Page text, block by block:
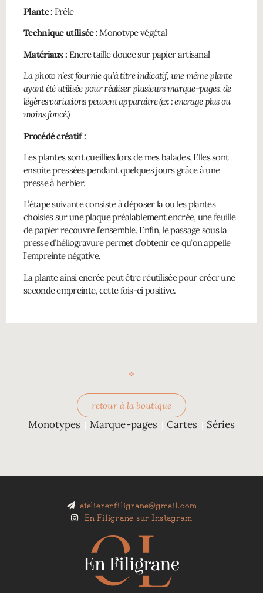
Plante : Prêle
Technique utilisée :Monotype végétal
Matériaux : Encre taille douce sur papier artisanal
La photo n’est fournie qu’à titre indicatif, une même plante
ayant été utilisée pour réaliser plusieurs marque-pages, de
légères variations peuvent apparaître (ex : encrage plus ou
moins foncé.)
Procédé créatif :
Les plantes sont cueillies lors de mes balades. Elles sont
ensuite pressées pendant quelques jours grâce à une
presse à herbier.
L’étape suivante consiste à déposer la ou les plantes
choisies sur une plaque préalablement encrée, une feuille
de papier recouvre l’ensemble. Enfin, le passage sous la
presse d’héliogravure permet d’obtenir ce qu’on appelle
l’empreinte négative.
La plante ainsi encrée peut être réutilisée pour créer une
seconde empreinte, cette fois-ci positive.
retour à la boutique
Monotypes Marque-pages Cartes Séries
atelierenfiligrane@gmail.com
En Filigrane sur Instagram